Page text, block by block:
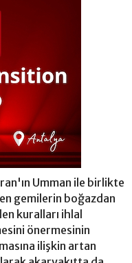
Umman ile birlikte
gemilerin boğazdan
kuralları ihlal
önermesinin
ilişkin artan